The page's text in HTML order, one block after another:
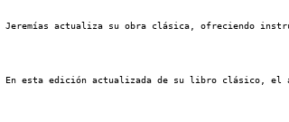
Jeremías actualiza su obra clásica, ofreciendo
En esta edición actualizada de su libro clásico, el